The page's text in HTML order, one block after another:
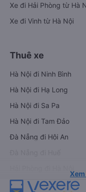
Xe đi Hải Phòng từ Hà
Xe đi Vinh từ Hà Nội
Thuê xe
Hà Nội đi Ninh Bình
Hà Nội đi Hạ Long
Hà Nội đi Sa Pa
Hà Nội đi Tam Đảo
Đà Nẵng đi Hội An